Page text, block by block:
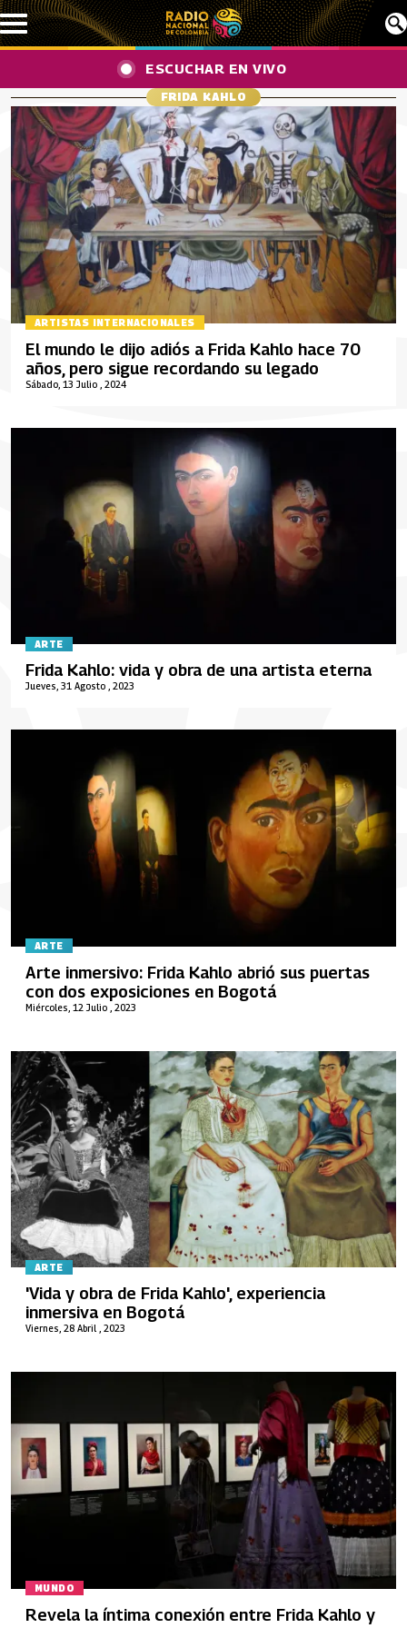
Pasar al contenido principal
ESCUCHAR EN VIVO
FRIDA KAHLO
ARTISTAS INTERNACIONALES
Sábado, 13 Julio , 2024
El mundo le dijo adiós a Frida Kahlo hace 70
años, pero sigue recordando su legado
ARTE
Jueves, 31 Agosto , 2023
Frida Kahlo: vida y obra de una artista eterna
ARTE
Miércoles, 12 Julio , 2023
Arte inmersivo: Frida Kahlo abrió sus puertas
con dos exposiciones en Bogotá
ARTE
Viernes, 28 Abril , 2023
'Vida y obra de Frida Kahlo', experiencia
inmersiva en Bogotá
MUNDO
Revela la íntima conexión entre Frida Kahlo y